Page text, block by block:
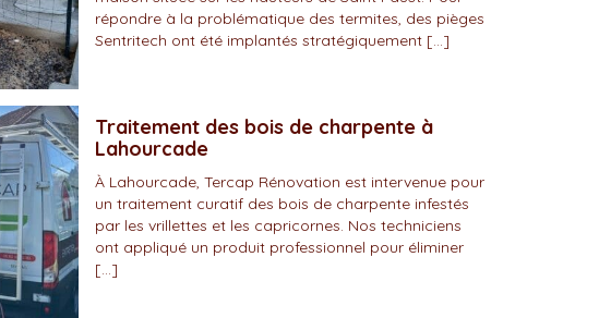
répondre à la problématique des termites, des pièges
Sentritech ont été implantés stratégiquement […]
Traitement des bois de charpente à
Lahourcade
À Lahourcade, Tercap Rénovation est intervenue pour
un traitement curatif des bois de charpente infestés
par les vrillettes et les capricornes. Nos techniciens
ont appliqué un produit professionnel pour éliminer
[…]